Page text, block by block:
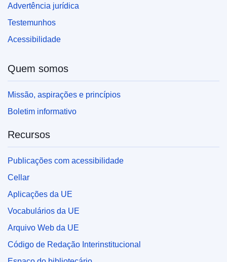
Advertência jurídica
Testemunhos
Acessibilidade
Quem somos
Missão, aspirações e princípios
Boletim informativo
Recursos
Publicações com acessibilidade
Cellar
Aplicações da UE
Vocabulários da UE
Arquivo Web da UE
Código de Redação Interinstitucional